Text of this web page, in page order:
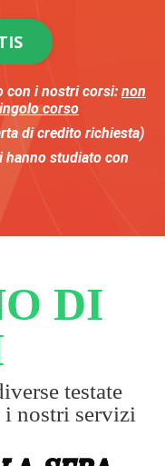
con i nostri corsi: non
corso
di credito richiesta)
hanno studiato con
DI
testate
nostri servizi